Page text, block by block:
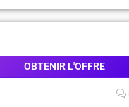
OBTENIR L'OFFRE